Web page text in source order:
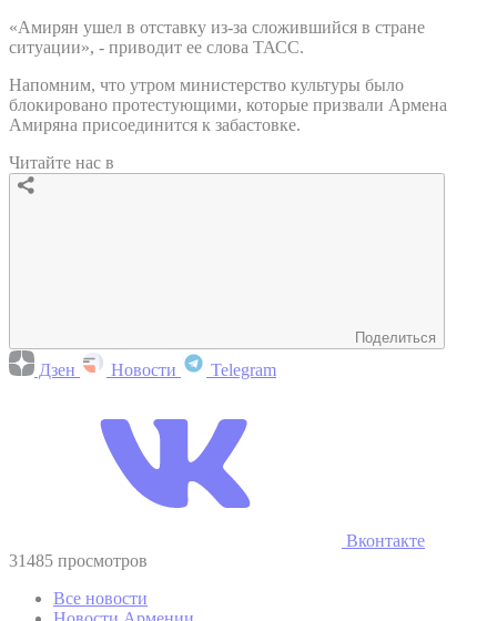
«Амирян ушел в отставку из-за сложившийся в стране
ситуации», - приводит ее слова ТАСС.
Напомним, что утром министерство культуры было
блокировано протестующими, которые призвали Армена
Амиряна присоединится к забастовке.
Читайте нас в
Поделиться
Дзен Новости Telegram
Вконтакте
31485 просмотров
Все новости